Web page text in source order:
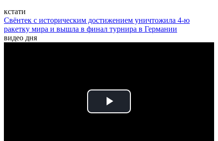
кстати
Свёнтек с историческим достижением уничтожила 4-ю
ракетку мира и вышла в финал турнира в Германии
видео дня
Play